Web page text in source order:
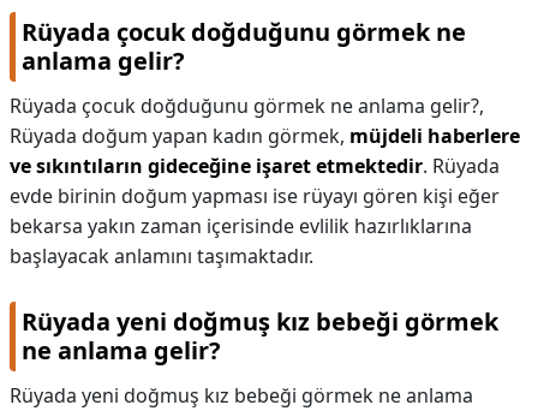
Rüyada çocuk doğduğunu görmek ne
anlama gelir?
Rüyada çocuk doğduğunu görmek ne anlama gelir?,
Rüyada doğum yapan kadın görmek, müjdeli haberlere
ve sıkıntıların gideceğine işaret etmektedir. Rüyada
evde birinin doğum yapması ise rüyayı gören kişi eğer
bekarsa yakın zaman içerisinde evlilik hazırlıklarına
başlayacak anlamını taşımaktadır.
Rüyada yeni doğmuş kız bebeği görmek
ne anlama gelir?
Rüyada yeni doğmuş kız bebeği görmek ne anlama